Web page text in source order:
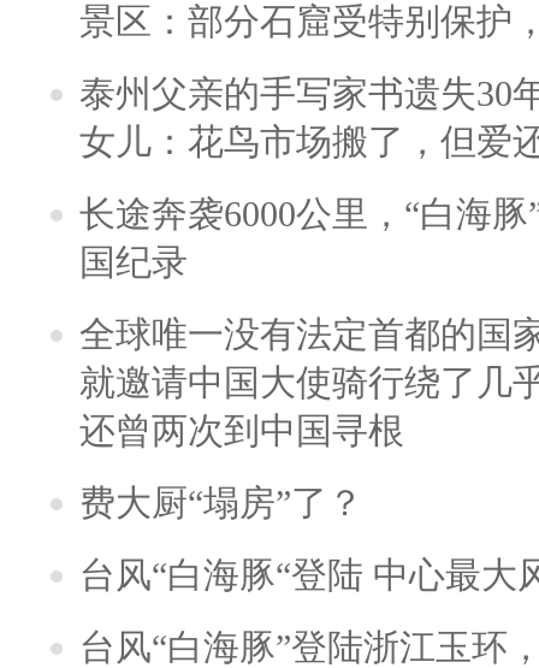
景区：部分石窟受特别保护
泰州父亲的手写家书遗失30
女儿：花鸟市场搬了，但爱
长途奔袭6000公里，“白海
国纪录
全球唯一没有法定首都的国
就邀请中国大使骑行绕了几
还曾两次到中国寻根
费大厨“塌房”了？
台风“白海豚“登陆 中心最大
台风“白海豚”登陆浙江玉环